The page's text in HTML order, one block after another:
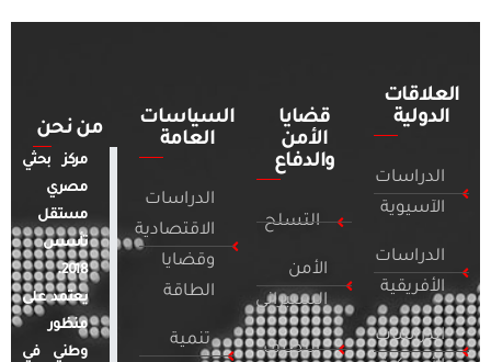
العلاقات
الدولية
الدراسات
الآسيوية
الدراسات
الأفريقية
الدراسات
قضايا
الأمن
والدفاع
التسلح
الأمن
السيبراني
التطرف
السياسات
العامة
الدراسات
الاقتصادية
وقضايا
الطاقة
تنمية
من نحن
مركز بحثي
مصري
مستقل
تأسس
2018.
يعتمد على
منظور
وطني في